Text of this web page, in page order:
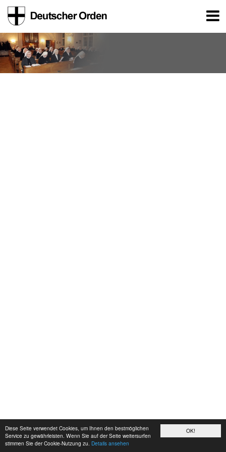
OK!
Diese Seite verwendet Cookies, um Ihnen den bestmöglichen
Service zu gewährleisten. Wenn Sie auf der Seite weitersurfen
stimmen Sie der Cookie-Nutzung zu. Details ansehen